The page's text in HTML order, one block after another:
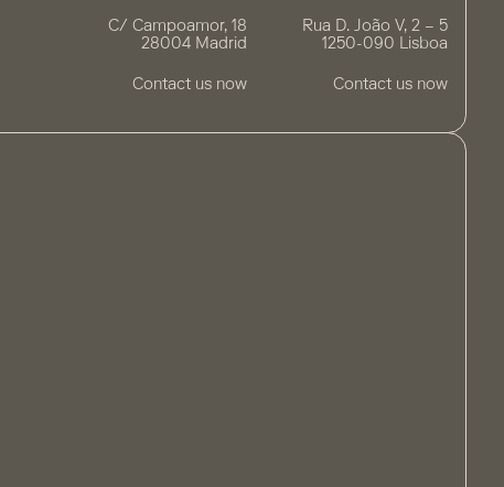
C/ Campoamor, 18
28004 Madrid
Contact us now
Rua D. João V, 2 – 5
1250-090 Lisboa
Contact us now